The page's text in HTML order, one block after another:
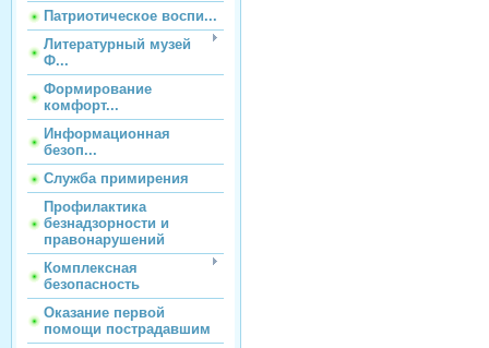
Патриотическое воспи...
Литературный музей
Ф...
Формирование
комфорт...
Информационная
безоп...
Служба примирения
Профилактика
безнадзорности и
правонарушений
Комплексная
безопасность
Оказание первой
помощи пострадавшим